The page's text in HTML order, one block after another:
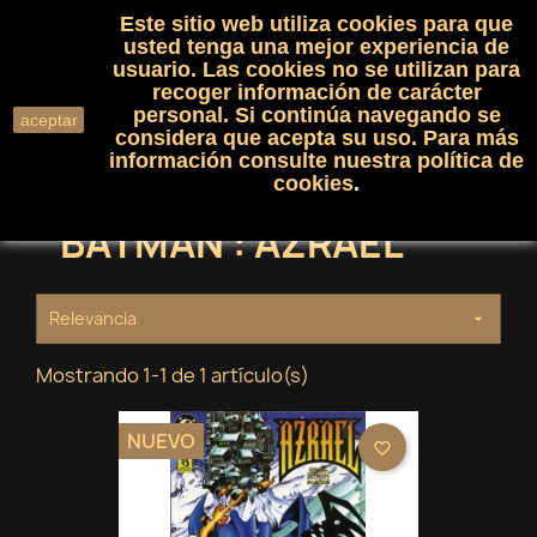
shopping_cart(0)

search
BATMAN : AZRAEL
Relevancia 
Mostrando 1-1 de 1 artículo(s)
NUEVO favorite_border
aceptar
Este sitio web utiliza cookies para que
usted tenga una mejor experiencia de
usuario. Las cookies no se utilizan para
recoger información de carácter
personal. Si continúa navegando se
considera que acepta su uso. Para más
información consulte nuestra política de
cookies.